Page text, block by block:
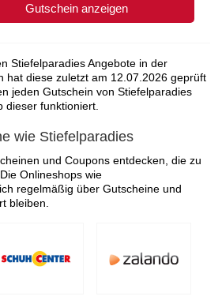
Gutschein anzeigen
Stiefelparadies Angebote in der
hat diese zuletzt am 12.07.2026 geprüft
jeden Gutschein von Stiefelparadies
dieser funktioniert.
wie Stiefelparadies
und Coupons entdecken, die zu
Onlineshops wie
regelmäßig über Gutscheine und
bleiben.